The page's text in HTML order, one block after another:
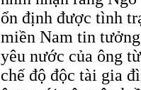
ổn định được tình
miền Nam tin
yêu nước của ông
chế độ độc tài gia